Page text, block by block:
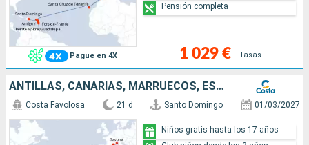
Pague en 4X 1 029 € +Tasas
Pensión completa
ANTILLAS, CANARIAS, MARRUECOS, ESPAÑA, FRANCIA, ITALIA
Costa Favolosa 21 d Santo Domingo 01/03/2027
Niños gratis hasta los 17 años